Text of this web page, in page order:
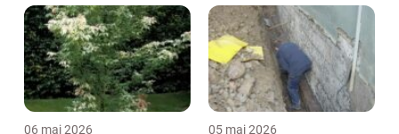
06 maj 2026 05 maj 2026